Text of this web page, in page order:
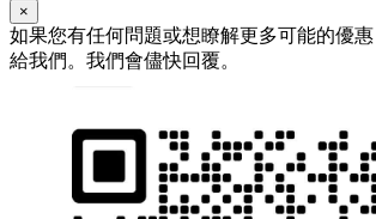
×
如果您有任何問題或想瞭解更多可能的優
給我們。我們會儘快回覆。